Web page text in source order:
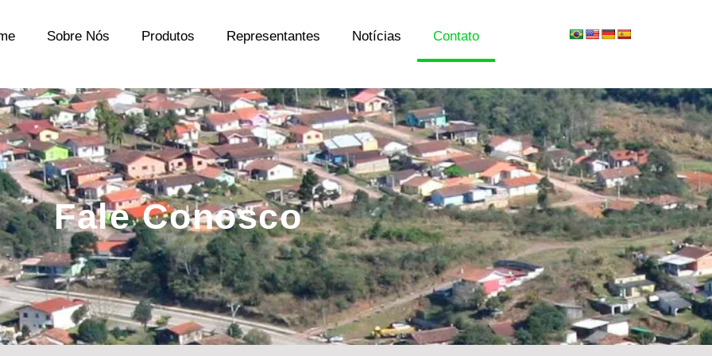
Sobre Nós Produtos Representantes Notícias Contato
Fale Conosco